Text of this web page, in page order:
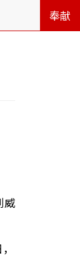
奉献
威